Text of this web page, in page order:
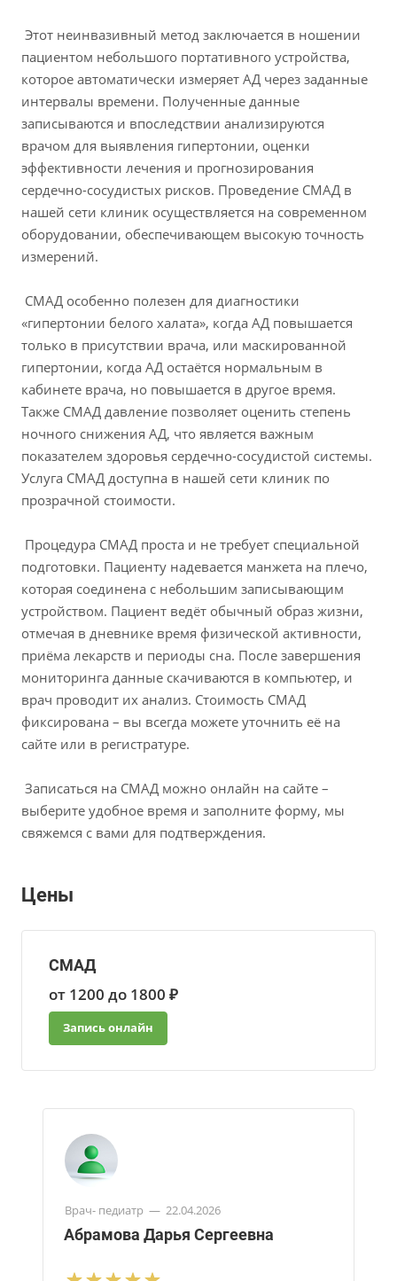
Этот неинвазивный метод заключается в ношении
пациентом небольшого портативного устройства,
которое автоматически измеряет АД через заданные
интервалы времени. Полученные данные
записываются и впоследствии анализируются
врачом для выявления гипертонии, оценки
эффективности лечения и прогнозирования
сердечно-сосудистых рисков. Проведение СМАД в
нашей сети клиник осуществляется на современном
оборудовании, обеспечивающем высокую точность
измерений.
СМАД особенно полезен для диагностики
«гипертонии белого халата», когда АД повышается
только в присутствии врача, или маскированной
гипертонии, когда АД остаётся нормальным в
кабинете врача, но повышается в другое время.
Также СМАД давление позволяет оценить степень
ночного снижения АД, что является важным
показателем здоровья сердечно-сосудистой системы.
Услуга СМАД доступна в нашей сети клиник по
прозрачной стоимости.
Процедура СМАД проста и не требует специальной
подготовки. Пациенту надевается манжета на плечо,
которая соединена с небольшим записывающим
устройством. Пациент ведёт обычный образ жизни,
отмечая в дневнике время физической активности,
приёма лекарств и периоды сна. После завершения
мониторинга данные скачиваются в компьютер, и
врач проводит их анализ. Стоимость СМАД
фиксирована – вы всегда можете уточнить её на
сайте или в регистратуре.
Записаться на СМАД можно онлайн на сайте –
выберите удобное время и заполните форму, мы
свяжемся с вами для подтверждения.
Цены
СМАД
от 1200 до 1800 ₽
Запись онлайн
Врач- педиатр — 22.04.2026
Абрамова Дарья Сергеевна